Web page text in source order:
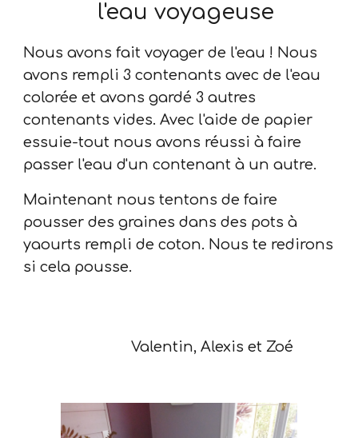
l'eau voyageuse
Nous avons fait voyager de l'eau ! Nous
avons rempli 3 contenants avec de l'eau
colorée et avons gardé 3 autres
contenants vides. Avec l'aide de papier
essuie-tout nous avons réussi à faire
passer l'eau d'un contenant à un autre.
Maintenant nous tentons de faire
pousser des graines dans des pots à
yaourts rempli de coton. Nous te redirons
si cela pousse.
Valentin, Alexis et Zoé